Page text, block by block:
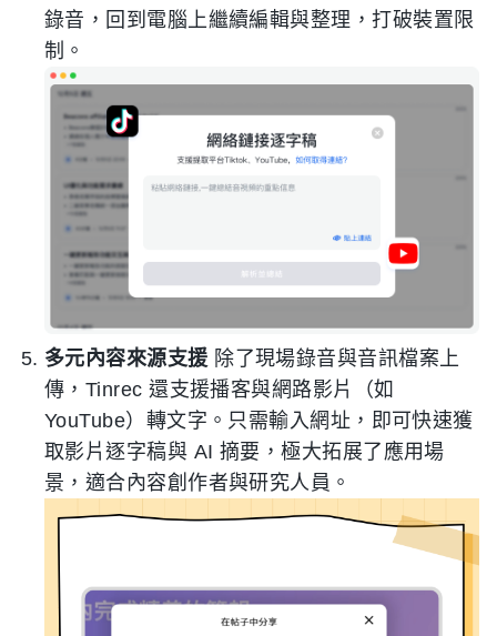
錄音，回到電腦上繼續編輯與整理，打破裝置限
制。
多元內容來源支援 除了現場錄音與音訊檔案上
傳，Tinrec 還支援播客與網路影片（如
YouTube）轉文字。只需輸入網址，即可快速獲
取影片逐字稿與 AI 摘要，極大拓展了應用場
景，適合內容創作者與研究人員。